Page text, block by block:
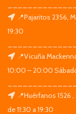
📍Pajaritos 2356,
19:30
📍Vicuña
10:00 – 20:00
📍Huérfanos 1526
de 11:30 a 19:30